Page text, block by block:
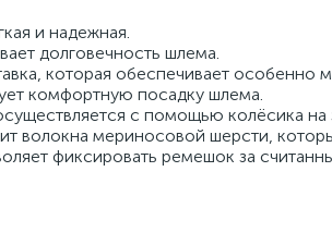
и надежная.
долговечность шлема.
которая обеспечивает особенно
комфортную посадку шлема.
с помощью колёсика на
волокна мериносовой шерсти,
фиксировать ремешок за